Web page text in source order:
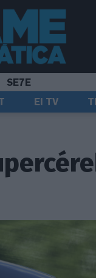
SE7E
EI TV